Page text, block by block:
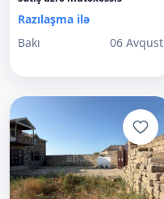
Razılaşma ilə
Bakı
06 Avqust